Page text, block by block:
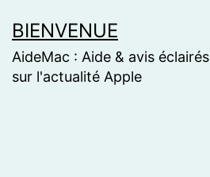
to
content
BIENVENUE
AideMac : Aide & avis éclairés
sur l'actualité Apple